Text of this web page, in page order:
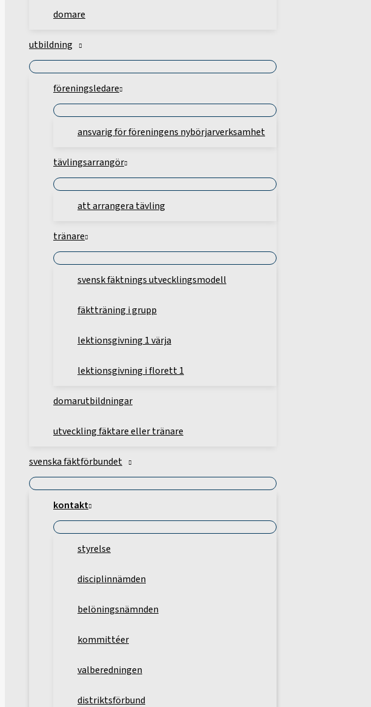
domare
utbildning
föreningsledare
ansvarig för föreningens nybörjarverksamhet
tävlingsarrangör
att arrangera tävling
tränare
svensk fäktnings utvecklingsmodell
fäktträning i grupp
lektionsgivning 1 värja
lektionsgivning i florett 1
domarutbildningar
utveckling fäktare eller tränare
svenska fäktförbundet
kontakt
styrelse
disciplinnämden
belöningsnämnden
kommittéer
valberedningen
distriktsförbund